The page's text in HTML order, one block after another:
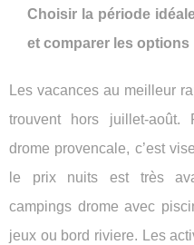
Choisir la période
et comparer les options
Les vacances au meilleur
trouvent hors juillet-août.
drome provencale, c’est
le prix nuits est très
campings drome avec
jeux ou bord riviere. Les